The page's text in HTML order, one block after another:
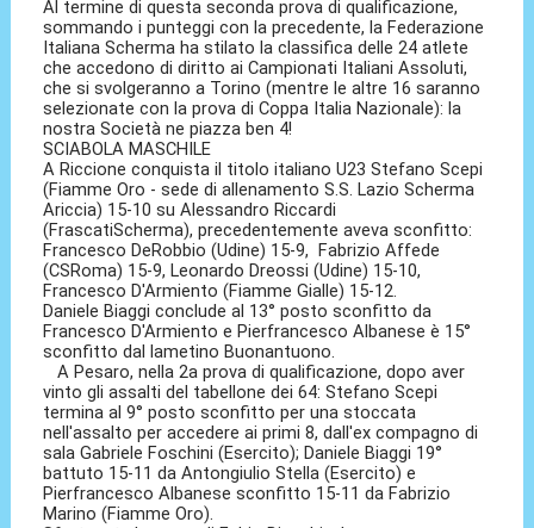
Al termine di questa seconda prova di qualificazione,
sommando i punteggi con la precedente, la Federazione
Italiana Scherma ha stilato la classifica delle 24 atlete
che accedono di diritto ai Campionati Italiani Assoluti,
che si svolgeranno a Torino (mentre le altre 16 saranno
selezionate con la prova di Coppa Italia Nazionale): la
nostra Società ne piazza ben 4!
SCIABOLA MASCHILE
A Riccione conquista il titolo italiano U23 Stefano Scepi
(Fiamme Oro - sede di allenamento S.S. Lazio Scherma
Ariccia) 15-10 su Alessandro Riccardi
(FrascatiScherma), precedentemente aveva sconfitto:
Francesco DeRobbio (Udine) 15-9, Fabrizio Affede
(CSRoma) 15-9, Leonardo Dreossi (Udine) 15-10,
Francesco D'Armiento (Fiamme Gialle) 15-12.
Daniele Biaggi conclude al 13° posto sconfitto da
Francesco D'Armiento e Pierfrancesco Albanese è 15°
sconfitto dal lametino Buonantuono.
A Pesaro, nella 2a prova di qualificazione, dopo aver
vinto gli assalti del tabellone dei 64: Stefano Scepi
termina al 9° posto sconfitto per una stoccata
nell'assalto per accedere ai primi 8, dall'ex compagno di
sala Gabriele Foschini (Esercito); Daniele Biaggi 19°
battuto 15-11 da Antongiulio Stella (Esercito) e
Pierfrancesco Albanese sconfitto 15-11 da Fabrizio
Marino (Fiamme Oro).